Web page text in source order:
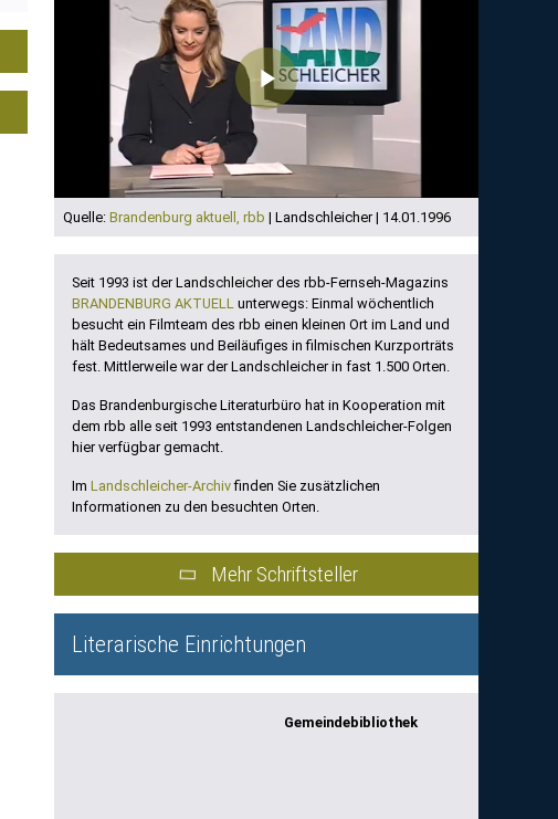
Play
Video
Quelle: Brandenburg aktuell, rbb | Landschleicher | 14.01.1996
Seit 1993 ist der Landschleicher des rbb-Fernseh-Magazins
BRANDENBURG AKTUELL unterwegs: Einmal wöchentlich
besucht ein Filmteam des rbb einen kleinen Ort im Land und
hält Bedeutsames und Beiläufiges in filmischen Kurzporträts
fest. Mittlerweile war der Landschleicher in fast 1.500 Orten.
Das Brandenburgische Literaturbüro hat in Kooperation mit
dem rbb alle seit 1993 entstandenen Landschleicher-Folgen
hier verfügbar gemacht.
Im Landschleicher-Archivfinden Sie zusätzlichen
Informationen zu den besuchten Orten.
Mehr Schriftsteller
Literarische Einrichtungen
Gemeindebibliothek